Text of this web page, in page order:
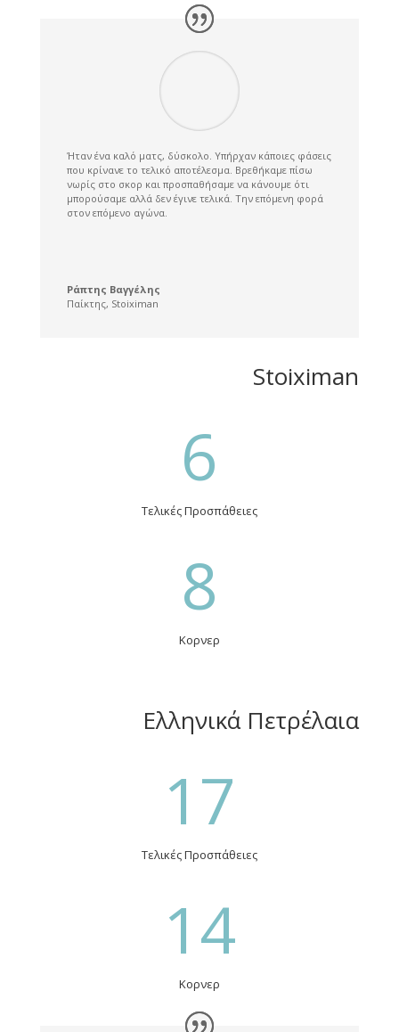
Ήταν ένα καλό ματς, δύσκολο. Υπήρχαν κάποιες φάσεις
που κρίνανε το τελικό αποτέλεσμα. Βρεθήκαμε πίσω
νωρίς στο σκορ και προσπαθήσαμε να κάνουμε ότι
μπορούσαμε αλλά δεν έγινε τελικά. Την επόμενη φορά
στον επόμενο αγώνα.
Ράπτης Βαγγέλης
Παίκτης, Stoiximan
Stoiximan
6
Τελικές Προσπάθειες
8
Κορνερ
Ελληνικά Πετρέλαια
17
Τελικές Προσπάθειες
14
Κορνερ